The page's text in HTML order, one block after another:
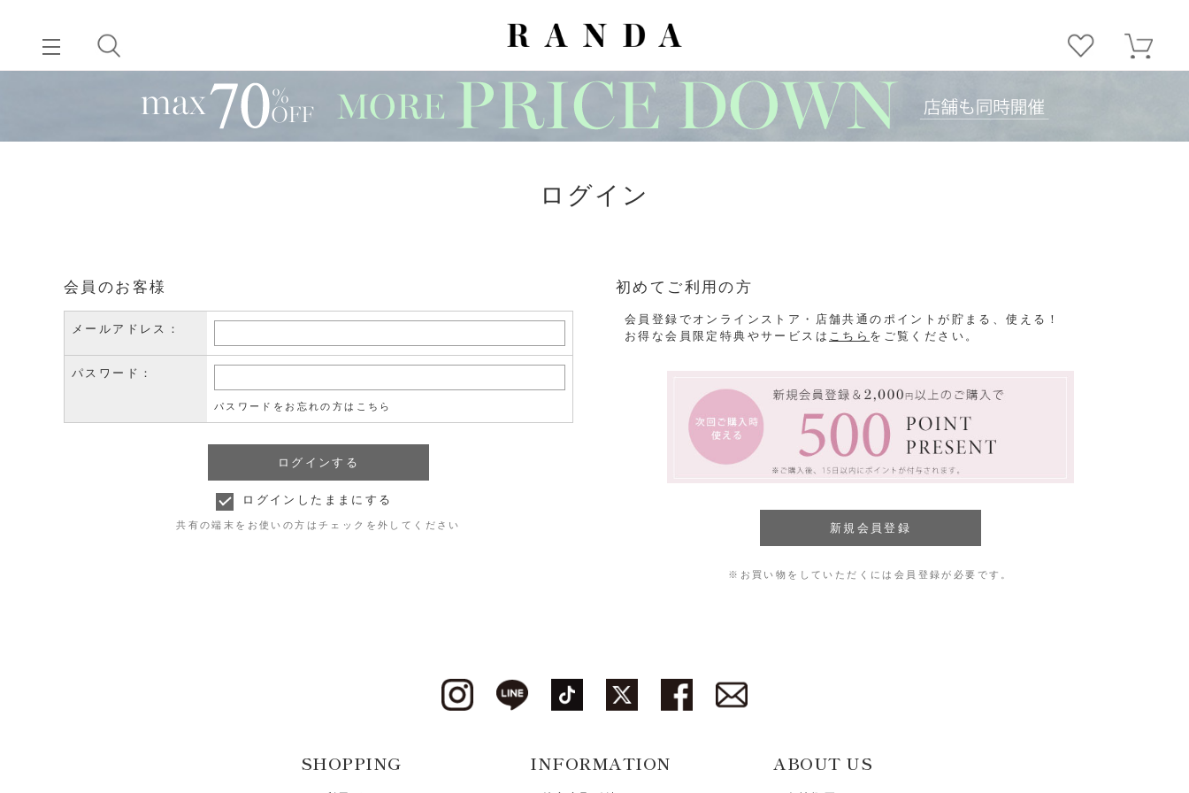
ログイン
会員のお客様
メールアドレス：
パスワード：
パスワードをお忘れの方はこちら
ログインしたままにする
共有の端末をお使いの方はチェックを外してください
初めてご利用の方
会員登録でオンラインストア・店舗共通のポイントが貯まる、使える！
お得な会員限定特典やサービスは こちら をご覧ください。
※お買い物をしていただくには会員登録が必要です。
SHOPPING INFORMATION ABOUT US